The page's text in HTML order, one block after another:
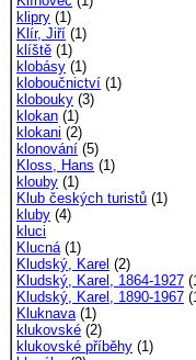
klipry (1)
Klír, Jiří (1)
klíště (1)
klobásy (1)
kloboučnictví (1)
klobouky (3)
klokan (1)
klokani (2)
klonování (5)
Kloss, Hans (1)
klouby (1)
Klub českých turistů (1)
kluby (4)
kluci
Klucná(1)
Kludský, Karel (2)
Kludský, Karel, 1864-1927
Kludský, Karel, 1890-1967
Kluknava(1)
klukovské (2)
klukovské příběhy (1)